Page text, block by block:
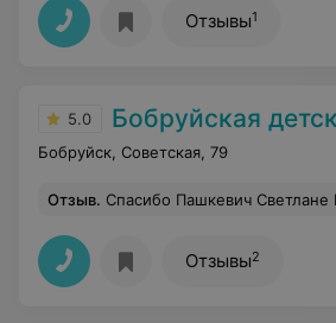
Отзывы1
5.0 Бобруйская детская
Бобруйск, Советская, 79
Отзыв. Спасибо Пашкевич Светлане Викторовне. Сыну 5 лет. вот уже второй год лечим у
Отзывы2